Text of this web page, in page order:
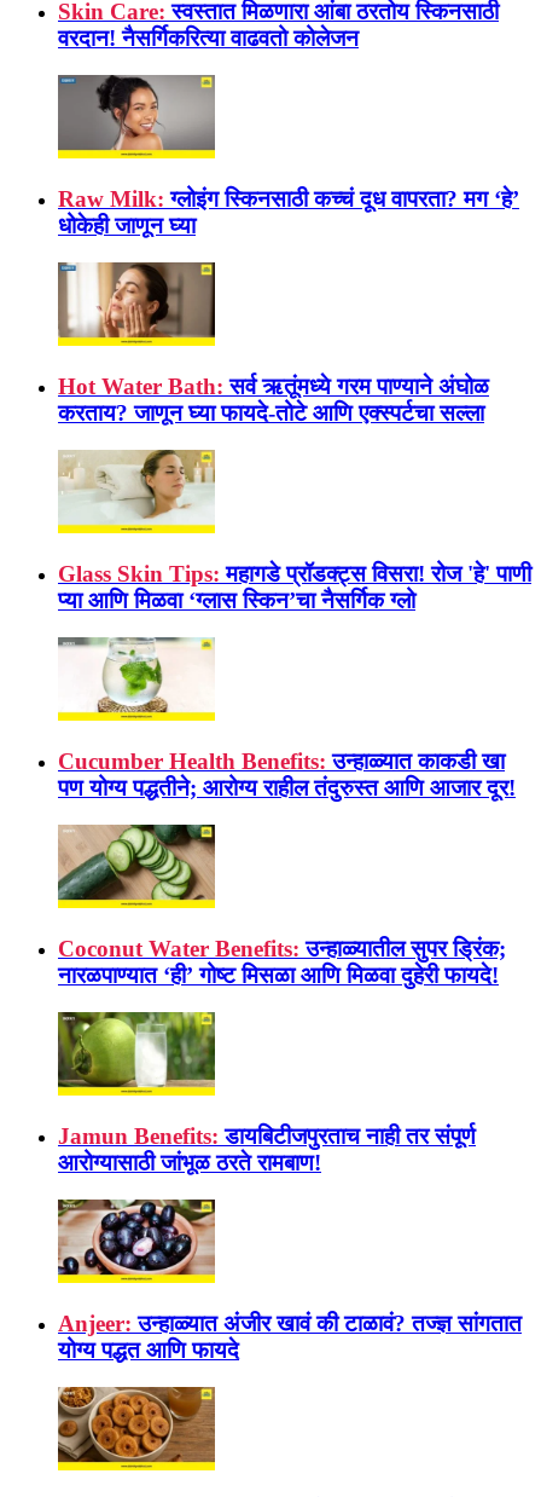
Skin Care: स्वस्तात मिळणारा आंबा ठरतोय स्किनसाठी
वरदान! नैसर्गिकरित्या वाढवतो कोलेजन
Raw Milk: ग्लोइंग स्किनसाठी कच्चं दूध वापरता? मग ‘हे’
धोकेही जाणून घ्या
Hot Water Bath: सर्व ऋतूंमध्ये गरम पाण्याने अंघोळ
करताय? जाणून घ्या फायदे-तोटे आणि एक्स्पर्टचा सल्ला
Glass Skin Tips: महागडे प्रॉडक्ट्स विसरा! रोज 'हे' पाणी
प्या आणि मिळवा ‘ग्लास स्किन’चा नैसर्गिक ग्लो
Cucumber Health Benefits: उन्हाळ्यात काकडी खा
पण योग्य पद्धतीने; आरोग्य राहील तंदुरुस्त आणि आजार दूर!
Coconut Water Benefits: उन्हाळ्यातील सुपर ड्रिंक;
नारळपाण्यात ‘ही’ गोष्ट मिसळा आणि मिळवा दुहेरी फायदे!
Jamun Benefits: डायबिटीजपुरताच नाही तर संपूर्ण
आरोग्यासाठी जांभूळ ठरते रामबाण!
Anjeer: उन्हाळ्यात अंजीर खावं की टाळावं? तज्ज्ञ सांगतात
योग्य पद्धत आणि फायदे